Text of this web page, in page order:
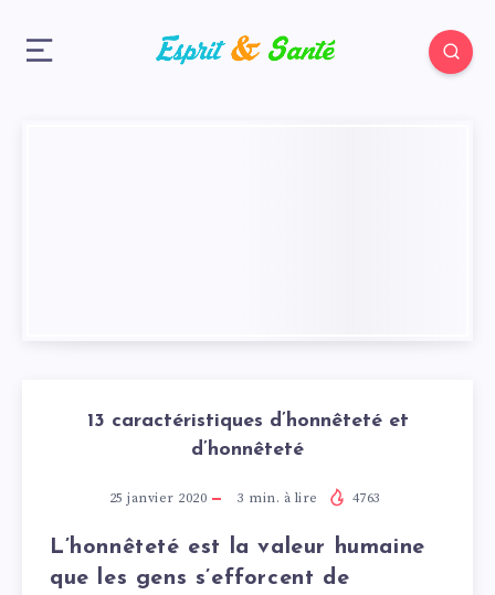
13 caractéristiques d’honnêteté et
d’honnêteté
25 janvier 2020 3 min. à lire 4763
L’honnêteté est la valeur humaine
que les gens s’efforcent de